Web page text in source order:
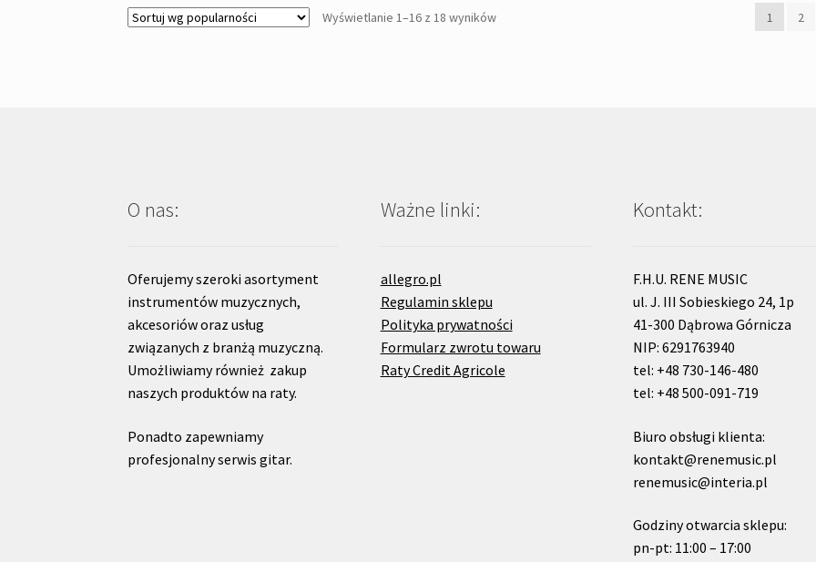
Wyświetlanie 1–16 z 18 wynikówPosortowane
1 2
O nas:
Oferujemy szeroki asortyment
instrumentów muzycznych,
akcesoriów oraz usług
związanych z branżą muzyczną.
Umożliwiamy również zakup
naszych produktów na raty.
Ponadto zapewniamy
profesjonalny serwis gitar.
Ważne linki:
allegro.pl
Regulamin sklepu
Polityka prywatności
Formularz zwrotu towaru
Raty Credit Agricole
Kontakt:
F.H.U. RENE MUSIC
ul. J. III Sobieskiego 24, 1p
41-300 Dąbrowa Górnicza
NIP: 6291763940
tel: +48 730-146-480
tel: +48 500-091-719
Biuro obsługi klienta:
kontakt@renemusic.pl
renemusic@interia.pl
Godziny otwarcia sklepu:
pn-pt: 11:00 – 17:00